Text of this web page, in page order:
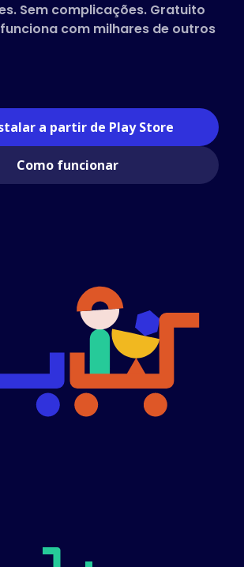
Sem complicações. Gratuito
com milhares de outros
a partir de Play Store
Como funcionar